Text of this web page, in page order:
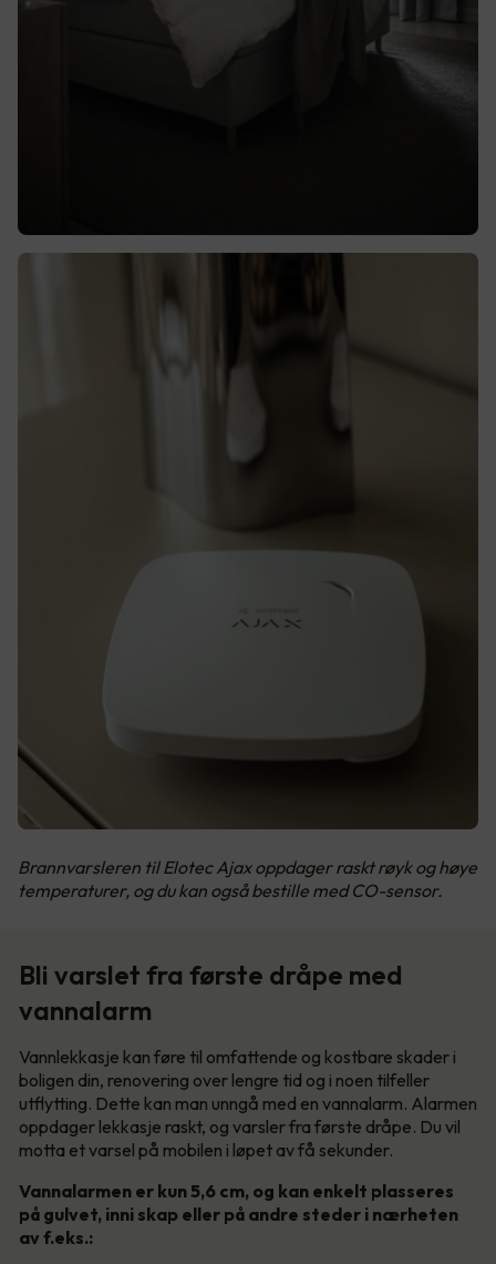
Brannvarsleren til Elotec Ajax oppdager raskt røyk og høye
temperaturer, og du kan også bestille med CO-sensor.
Bli varslet fra første dråpe med
vannalarm
Vannlekkasje kan føre til omfattende og kostbare skader i
boligen din, renovering over lengre tid og i noen tilfeller
utflytting. Dette kan man unngå med en vannalarm. Alarmen
oppdager lekkasje raskt, og varsler fra første dråpe. Du vil
motta et varsel på mobilen i løpet av få sekunder.
Vannalarmen er kun 5,6 cm, og kan enkelt plasseres
på gulvet, inni skap eller på andre steder i nærheten
av f.eks.: